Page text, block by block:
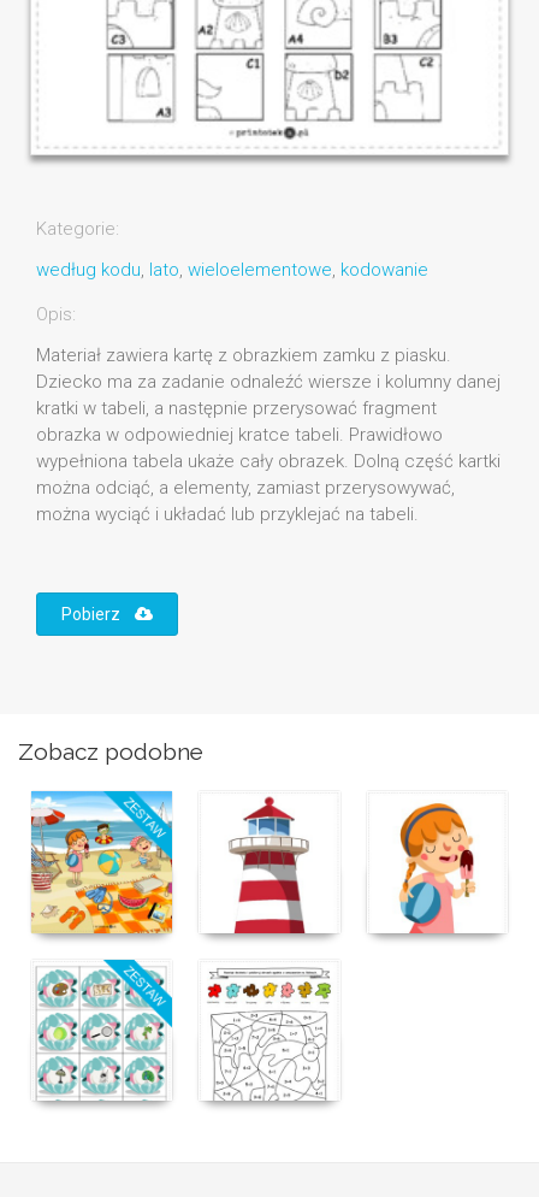
Kategorie:
według kodu, lato, wieloelementowe, kodowanie
Opis:
Materiał zawiera kartę z obrazkiem zamku z piasku.
Dziecko ma za zadanie odnaleźć wiersze i kolumny danej
kratki w tabeli, a następnie przerysować fragment
obrazka w odpowiedniej kratce tabeli. Prawidłowo
wypełniona tabela ukaże cały obrazek. Dolną część kartki
można odciąć, a elementy, zamiast przerysowywać,
można wyciąć i układać lub przyklejać na tabeli.
Pobierz
Zobacz podobne